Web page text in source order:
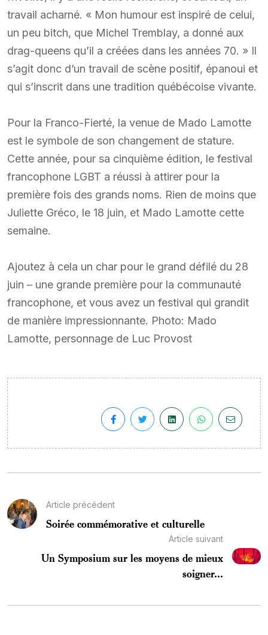
travail acharné. « Mon humour est inspiré de celui,
un peu bitch, que Michel Tremblay, a donné aux
drag-queens qu’il a créées dans les années 70. » Il
s’agit donc d’un travail de scène positif, épanoui et
qui s’inscrit dans une tradition québécoise vivante.
Pour la Franco-Fierté, la venue de Mado Lamotte
est le symbole de son changement de stature.
Cette année, pour sa cinquième édition, le festival
francophone LGBT a réussi à attirer pour la
première fois des grands noms. Rien de moins que
Juliette Gréco, le 18 juin, et Mado Lamotte cette
semaine.
Ajoutez à cela un char pour le grand défilé du 28
juin – une grande première pour la communauté
francophone, et vous avez un festival qui grandit
de manière impressionnante. Photo: Mado
Lamotte, personnage de Luc Provost
Article précédent
Soirée commémorative et culturelle
Article suivant
Un Symposium sur les moyens de mieux
soigner...